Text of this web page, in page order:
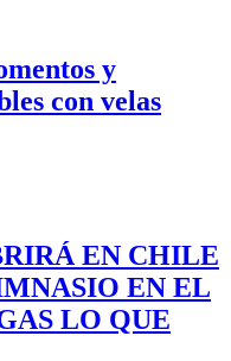
y
con velas
EN CHILE
EN EL
LO QUE